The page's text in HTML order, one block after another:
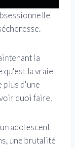
la
qu'est la vraie
plus d'une
quoi faire.
adolescent
une brutalité